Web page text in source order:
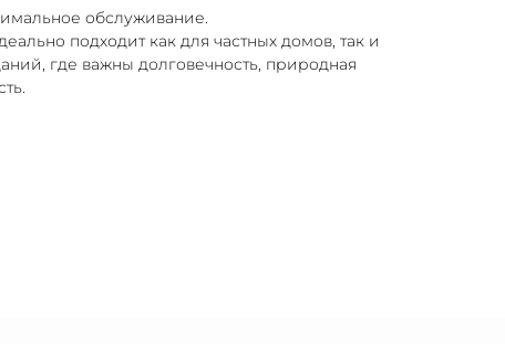
обслуживание.
подходит как для частных домов, так и
где важны долговечность, природная